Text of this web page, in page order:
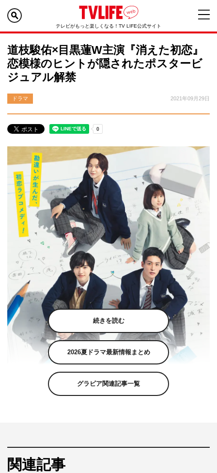
テレビがもっと楽しくなる！TV LIFE公式サイト
道枝駿佑×目黒蓮W主演『消えた初恋』
恋模様のヒントが隠されたポスタービ
ジュアル解禁
ドラマ 2021年09月29日
西ジャニーズJr.）と目黒蓮（Snow Man）がW主演を務め
続きを読む
2026夏ドラマ最新情報まとめ
グラビア関連記事一覧
関連記事